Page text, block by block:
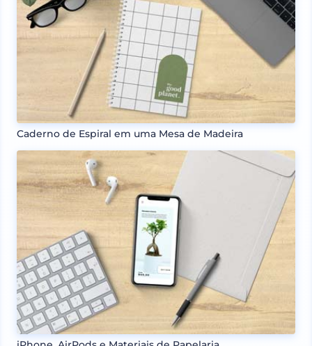
Caderno de Espiral em uma Mesa de Madeira